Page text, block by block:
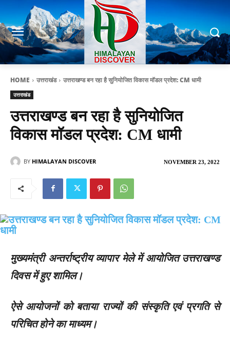
HOME उत्तराखंड उत्तराखण्ड बन रहा है सुनियोजित विकास मॉडल प्रदेश: CM धामी
उत्तराखंड
उत्तराखण्ड बन रहा है सुनियोजित
विकास मॉडल प्रदेश: CM धामी
NOVEMBER 23, 2022
BY HIMALAYAN DISCOVER
मुख्यमंत्री अन्तर्राष्ट्रीय व्यापार मेले में आयोजित उत्तराखण्ड
दिवस में हुए शामिल।
ऐसे आयोजनों को बताया राज्यों की संस्कृति एवं प्रगति से
परिचित होने का माध्यम।